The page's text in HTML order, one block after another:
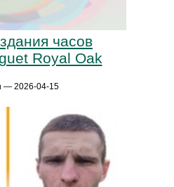
часов
Royal Oak
— 2026-04-15